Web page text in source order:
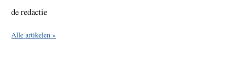
de redactie
Alle artikelen »